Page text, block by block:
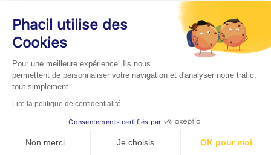
Phacil utilise des
Cookies
Pour une meilleure expérience. Ils nous
permettent de personnaliser votre navigation et d'analyser notre trafic,
tout simplement.
Lire la politique de confidentialité
Consentements certifiés par
Non merci Je choisis OK pour moi